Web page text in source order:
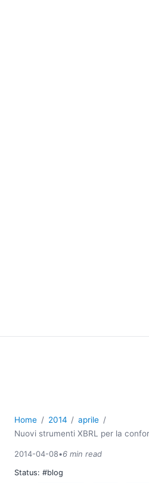
Home 2014
aprile
Nuovi strumenti XBRL per la
2014-04-08•6 min read
Status: #blog